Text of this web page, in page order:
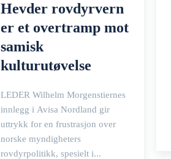
Hevder rovdyrvern
er et overtramp mot
samisk
kulturutøvelse
LEDER Wilhelm Morgenstiernes
innlegg i Avisa Nordland gir
uttrykk for en frustrasjon over
norske myndigheters
rovdyrpolitikk, spesielt i...